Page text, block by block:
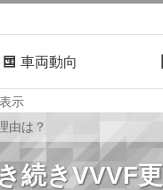
示
車両動向
ルール
由は？
続きVVVF